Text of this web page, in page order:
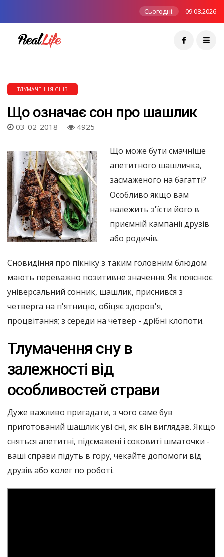
Сьогодні: 09.08.2026
ТЛУМАЧЕННЯ СНІВ
Що означає сон про шашлик
03-02-2018 4925
Що може бути смачніше
апетитного шашличка,
засмаженого на багатті?
Особливо якщо вам
належить з'їсти його в
приємній кампанії друзів
або родичів.
Сновидіння про пікніку з таким головним блюдом
мають переважно позитивне значення. Як пояснює
універсальний сонник, шашлик, приснився з
четверга на п'ятницю, обіцяє здоров'я,
процвітання; з середи на четвер - дрібні клопоти.
Тлумачення сну в
залежності від
особливостей страви
Дуже важливо пригадати, з чого саме був
приготований шашлик уві сні, як він виглядав. Якщо
сняться апетитні, підсмажені і соковиті шматочки -
ваші справи підуть в гору, чекайте допомоги від
друзів або колег по роботі.